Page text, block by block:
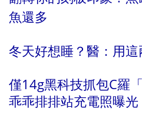
魚還多
冬天好想睡？醫：用
僅14g黑科技抓包C羅
乖乖排排站充電照曝光